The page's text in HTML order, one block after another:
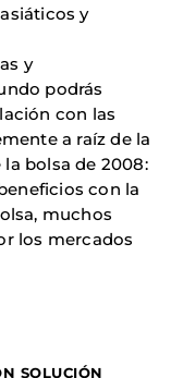
y
y
podrás
con las
a raíz de la
bolsa de 2008:
con la
muchos
los mercados
SOLUCIÓN